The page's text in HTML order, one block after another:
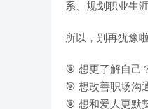
系、规划职业生
所以，别再犹豫啦
🎯 想更了解自己
🎯 想改善职场沟
🎯 想和爱人更默